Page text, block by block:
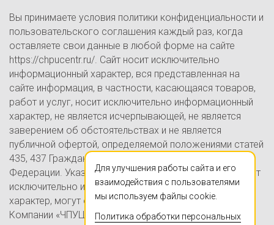
Вы принимаете условия политики конфиденциальности и
пользовательского соглашения каждый раз, когда
оставляете свои данные в любой форме на сайте
https://chpucentr.ru/. Сайт носит исключительно
информационный характер, вся представленная на
сайте информация, в частности, касающаяся товаров,
работ и услуг, носит исключительно информационный
характер, не является исчерпывающей, не является
заверением об обстоятельствах и не является
публичной офертой, определяемой положениями статей
435, 437 Гражданского кодекса Российской
Федерации. Указанные на настоящем Сайте цены носят
исключительно информационно-ознакомительный
характер, могут отличаться от действительных цен в
Компании «ЧПУЦЕНТР» (ИП Ершов А.В., ОГРНИП
Для улучшения работы сайта и его
взаимодействия с пользователями
мы используем файлы cookie.
Политика обработки персональных